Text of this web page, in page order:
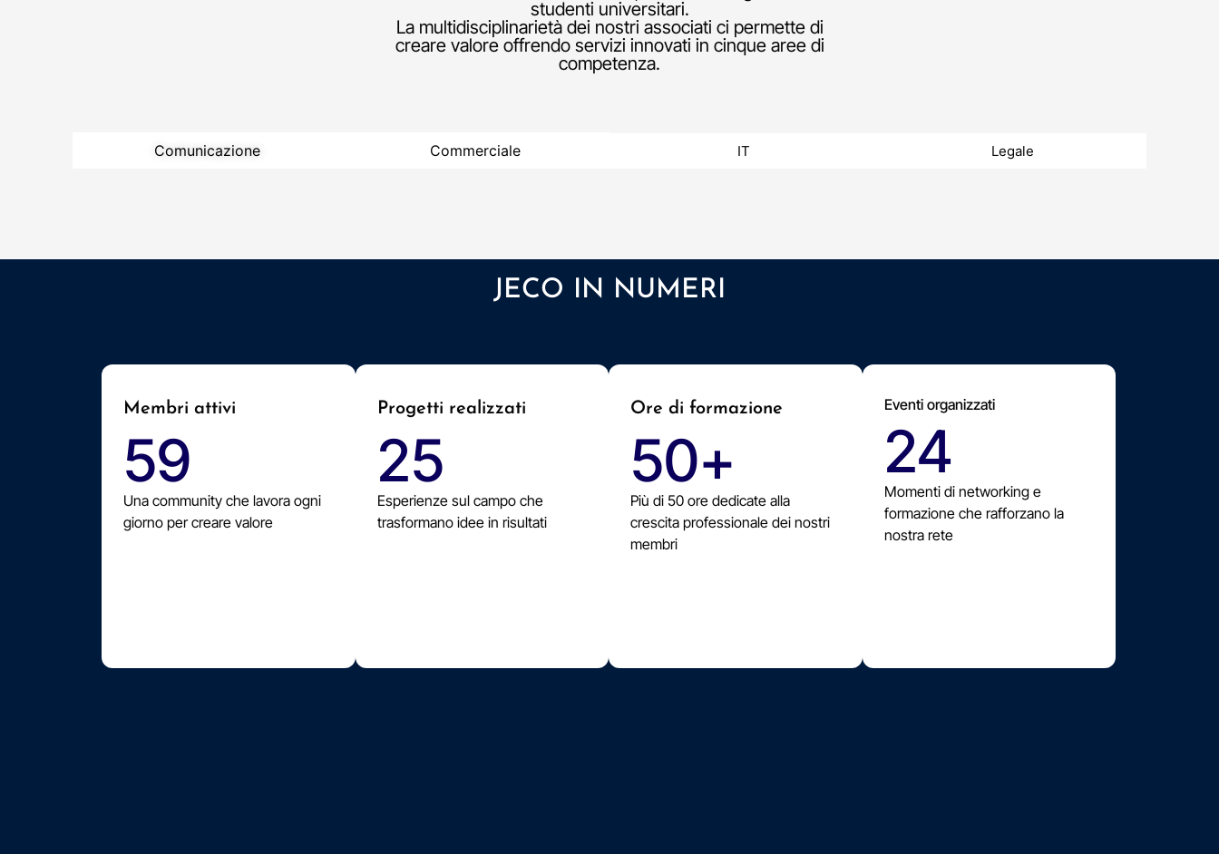
studenti universitari.
La multidisciplinarietà dei nostri associati ci permette di
creare valore offrendo servizi innovati in cinque aree di
competenza.
Comunicazione Commerciale IT Legale
JECO IN NUMERI
Membri attivi
59
Una community che lavora ogni
giorno per creare valore
Progetti realizzati
25
Esperienze sul campo che
trasformano idee in risultati
Ore di formazione
50+
Più di 50 ore dedicate alla
crescita professionale dei nostri
membri
Eventi organizzati
24
Momenti di networking e
formazione che rafforzano la
nostra rete